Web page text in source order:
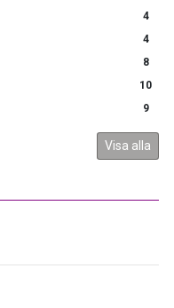
4
4
8
10
9
Visa alla